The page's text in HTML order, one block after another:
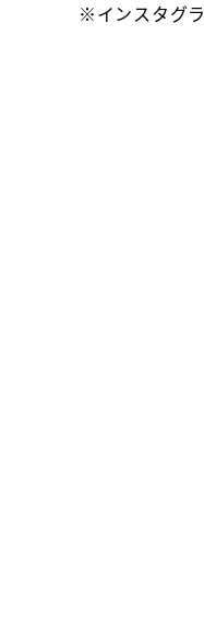
※インスタグ